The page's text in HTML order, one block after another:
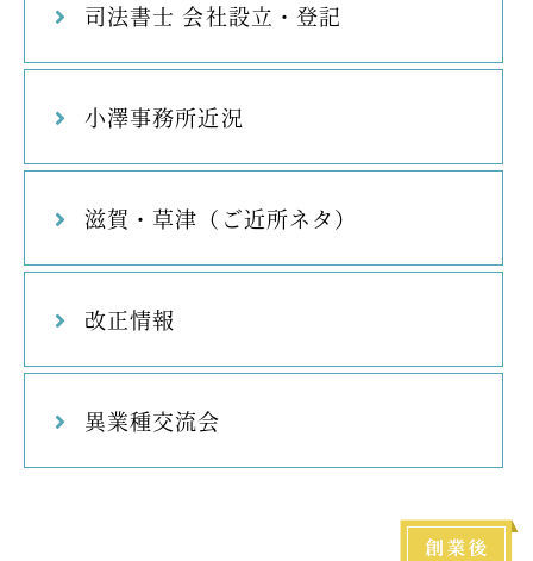
司法書士 会社設立・登記
小澤事務所近況
滋賀・草津（ご近所ネタ）
改正情報
異業種交流会